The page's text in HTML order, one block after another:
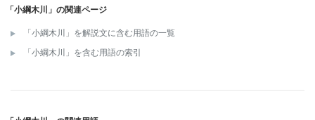
「小綱木川」の関連ページ
「小綱木川」を解説文に含む用語の一覧
「小綱木川」を含む用語の索引